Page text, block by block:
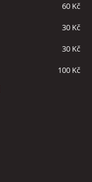
60 Kč
30 Kč
30 Kč
100 Kč